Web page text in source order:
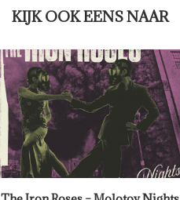
KIJK OOK EENS NAAR